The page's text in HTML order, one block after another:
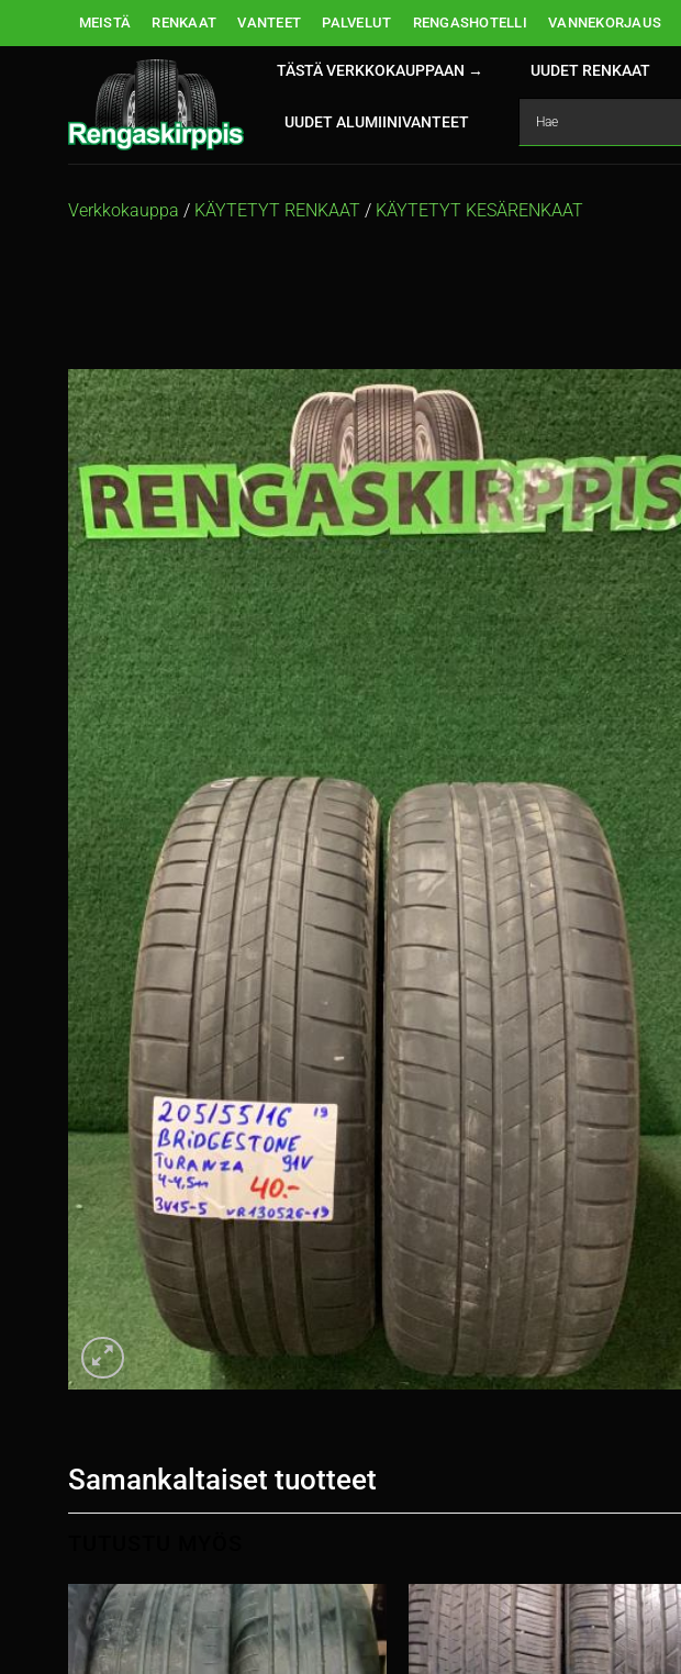
MEISTÄ RENKAAT VANTEET PALVELUT RENGASHOTELLI VANNEKORJAUS
TÄSTÄ VERKKOKAUPPAAN → UUDET RENKAAT
UUDET ALUMIINIVANTEET
Verkkokauppa / KÄYTETYT RENKAAT / KÄYTETYT KESÄRENKAAT
Samankaltaiset tuotteet